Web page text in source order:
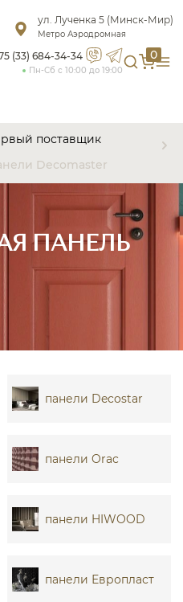
ул. Лученка 5 (Минск-Мир)
Метро Аэродромная
(33) 684-34-34
Пн-Сб с 10:00 до 19:00
0
поставщик
Decomaster
ПАНЕЛЬ
панели Decostar
панели Orac
панели HIWOOD
панели Европласт